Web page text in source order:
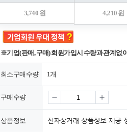
3,740 원 4,210 원
※기업(판매, 구매) 회원가입시 수량과 관계없이
최소구매수량 1개
구매수량
상품정보